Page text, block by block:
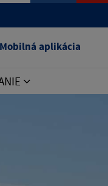
Mobilná aplikácia